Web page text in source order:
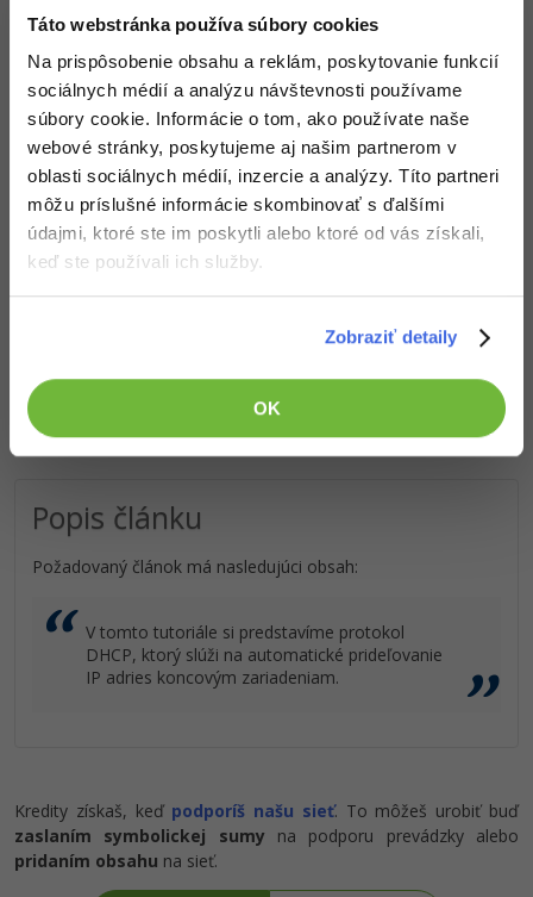
Táto webstránka používa súbory cookies
Na prispôsobenie obsahu a reklám, poskytovanie funkcií
sociálnych médií a analýzu návštevnosti používame
súbory cookie. Informácie o tom, ako používate naše
webové stránky, poskytujeme aj našim partnerom v
oblasti sociálnych médií, inzercie a analýzy. Títo partneri
môžu príslušné informácie skombinovať s ďalšími
údajmi, ktoré ste im poskytli alebo ktoré od vás získali,
keď ste používali ich služby.
Zobraziť detaily
OK
Fotografovanie -80%
Video
Ostatné
Fórum
Chceš v kurze pokračovať? Prejdi doprémiové sekcie
Obsah článku spadá pod licenciuPremium , kúpou článku súhlasíš
zmluvnými podmienkami
Čo od nás v ďalších lekciách dostaneš?
Prístup k jednotlivým lekciám podľa spôsobu
obstarania.
Zručnosti, ktoré ti pomôžu získať vysnívanú a
dobre platenú prácu.
Popis článku
Požadovaný článok má nasledujúci obsah:
V tomto tutoriále si predstavíme protokol
DHCP, ktorý slúži na automatické prideľovanie
IP adries koncovým zariadeniam.
Kredity získaš, keď podporíš našu sieť. To môžeš urobiť buď
zaslaním symbolickej sumy na podporu prevádzky alebo
pridaním obsahu na sieť.